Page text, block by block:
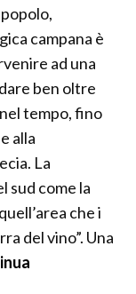
campana è
ad una
ben oltre
tempo, fino
alla
La
sud come la
che i
del vino”. Una